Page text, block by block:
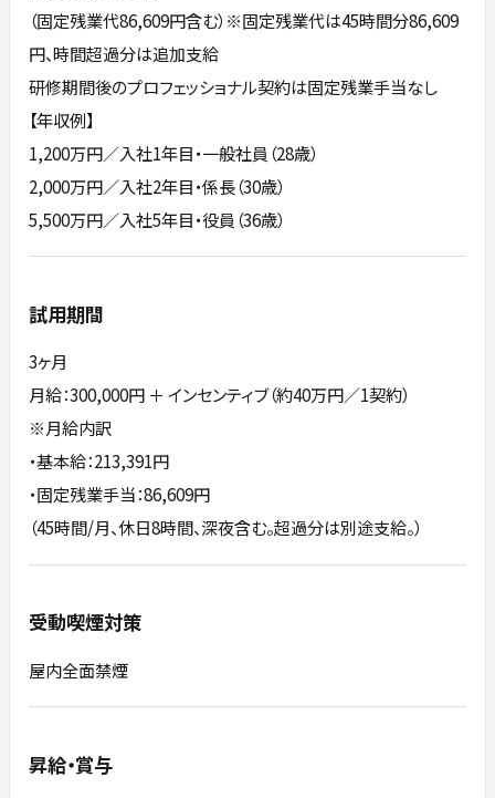
（固定残業代86,609円含む）※固定残業代は45時間分86,609
円、時間超過分は追加支給
研修期間後のプロフェッショナル契約は固定残業手当なし
【年収例】
1,200万円／入社1年目・一般社員（28歳）
2,000万円／入社2年目・係長（30歳）
5,500万円／入社5年目・役員（36歳）
試用期間
3ヶ月
月給：300,000円 ＋ インセンティブ（約40万円／1契約）
※月給内訳
・基本給：213,391円
・固定残業手当：86,609円
（45時間/月、休日8時間、深夜含む。超過分は別途支給。）
受動喫煙対策
屋内全面禁煙
昇給・賞与